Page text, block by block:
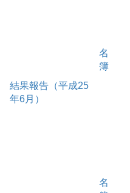
名
簿
結果報告（平成25
年6月）
名